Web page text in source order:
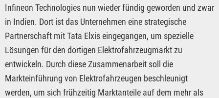
Infineon Technologies nun wieder fündig geworden und zwar
in Indien. Dort ist das Unternehmen eine strategische
Partnerschaft mit Tata Elxis eingegangen, um spezielle
Lösungen für den dortigen Elektrofahrzeugmarkt zu
entwickeln. Durch diese Zusammenarbeit soll die
Markteinführung von Elektrofahrzeugen beschleunigt
werden, um sich frühzeitig Marktanteile auf dem mehr als